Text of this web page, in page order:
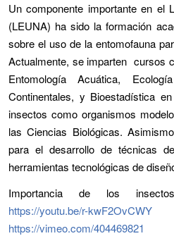
Un componente importante en el
(LEUNA) ha sido la formación
sobre el uso de la entomofauna
Actualmente, se imparten cursos
Entomología Acuática,
Continentales, y Bioestadística
insectos como organismos
las Ciencias Biológicas.
para el desarrollo de técnicas
herramientas tecnológicas de
Importancia de los
https://youtu.be/r-kwF2OvCWY
https://vimeo.com/404469821